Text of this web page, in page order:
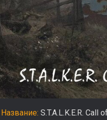
Название: S.T.A.L.K.E.R. Call